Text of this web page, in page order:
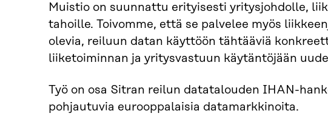
Muistio on suunnattu erityisesti yritysjohdolle,
tahoille. Toivomme, että se palvelee myös
olevia, reiluun datan käyttöön tähtääviä
liiketoiminnan ja yritysvastuun käytäntöjään
Työ on osa Sitran reilun datatalouden IHAN-
pohjautuvia eurooppalaisia datamarkkinoita.